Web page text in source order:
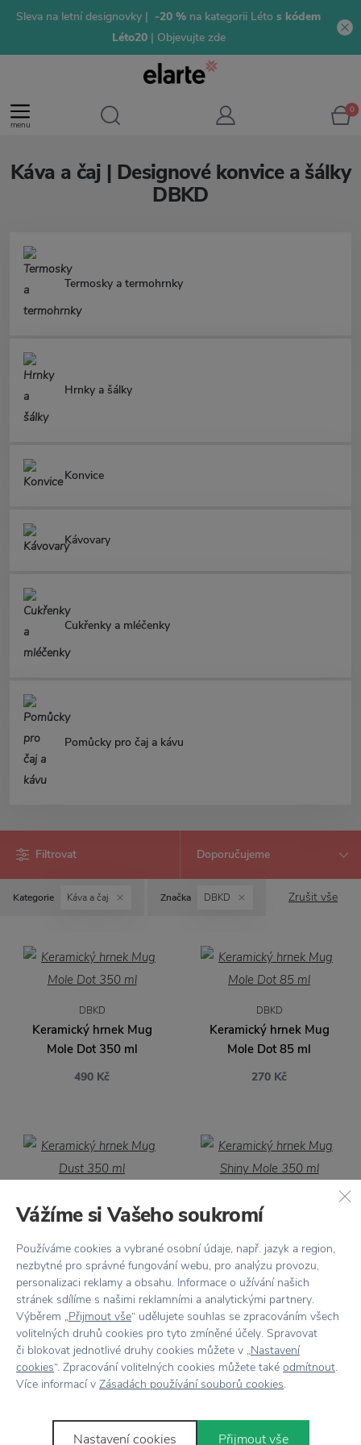
Sleva na letní designovky | -20 % na kategorii Léto s kódem
Léto20 | Objevujte zde
menu
0
Káva a čaj | Designové konvice a šálky
DBKD
Termosky a termohrnky
Hrnky a šálky
Konvice
Kávovary
Cukřenky a mléčenky
Pomůcky pro čaj a kávu
Filtrovat
Kategorie Káva a čaj Značka DBKD Zrušit vše
DBKD
Keramický hrnek Mug
Mole Dot 350 ml
490 Kč
DBKD
Keramický hrnek Mug
Mole Dot 85 ml
270 Kč
Keramický hrnek Mug
490 Kč
Keramický hrnek Mug
490 Kč
DBKD
Dust 85 ml
DBKD
Vážíme si Vašeho soukromí
Používáme cookies a vybrané osobní údaje, např. jazyk a region,
nezbytné pro správné fungování webu, pro analýzu provozu,
personalizaci reklamy a obsahu. Informace o užívání našich
stránek sdílíme s našimi reklamními a analytickými partnery.
Výběrem „Přijmout vše“ udělujete souhlas se zpracováním všech
volitelných druhů cookies pro tyto zmíněné účely. Spravovat
či blokovat jednotlivé druhy cookies můžete v „Nastavení
cookies“. Zpracování volitelných cookies můžete také odmítnout.
Více informací v Zásadách používání souborů cookies.
Nastavení cookies Přijmout vše